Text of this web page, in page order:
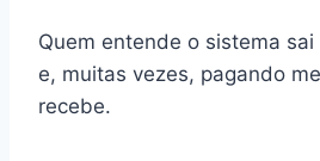
Quem entende o sistema
e, muitas vezes, pagando
recebe.